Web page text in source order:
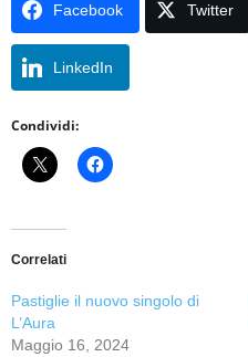
Facebook Twitter
LinkedIn
Condividi:
Correlati
Pastiglie il nuovo singolo di
L’Aura
Maggio 16, 2024